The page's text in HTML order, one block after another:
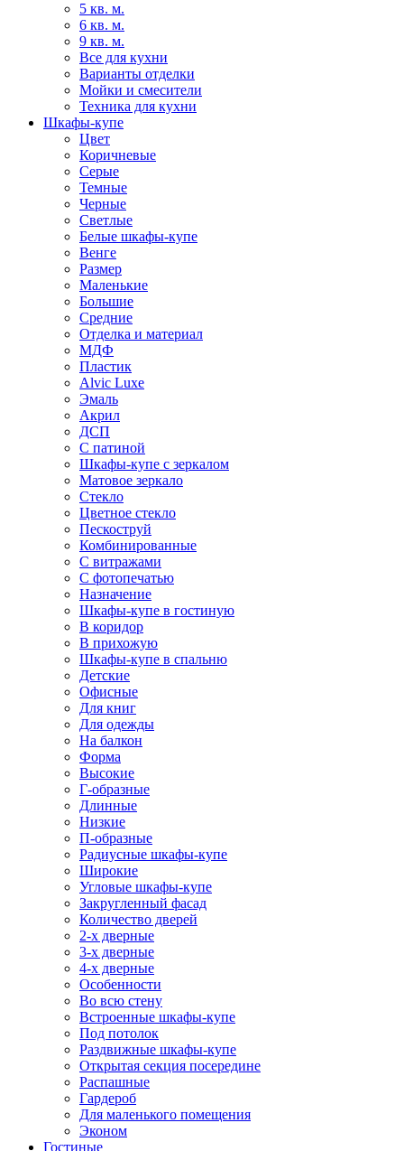
5 кв. м.
6 кв. м.
9 кв. м.
Все для кухни
Варианты отделки
Мойки и смесители
Техника для кухни
Шкафы-купе
Цвет
Коричневые
Серые
Темные
Черные
Светлые
Белые шкафы-купе
Венге
Размер
Маленькие
Большие
Средние
Отделка и материал
МДФ
Пластик
Alvic Luxe
Эмаль
Акрил
ДСП
С патиной
Шкафы-купе с зеркалом
Матовое зеркало
Стекло
Цветное стекло
Пескоструй
Комбинированные
С витражами
С фотопечатью
Назначение
Шкафы-купе в гостиную
В коридор
В прихожую
Шкафы-купе в спальню
Детские
Офисные
Для книг
Для одежды
На балкон
Форма
Высокие
Г-образные
Длинные
Низкие
П-образные
Радиусные шкафы-купе
Широкие
Угловые шкафы-купе
Закругленный фасад
Количество дверей
2-х дверные
3-х дверные
4-х дверные
Особенности
Во всю стену
Встроенные шкафы-купе
Под потолок
Раздвижные шкафы-купе
Открытая секция посередине
Распашные
Гардероб
Для маленького помещения
Эконом
Гостиные